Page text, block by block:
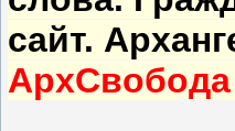
сайт.